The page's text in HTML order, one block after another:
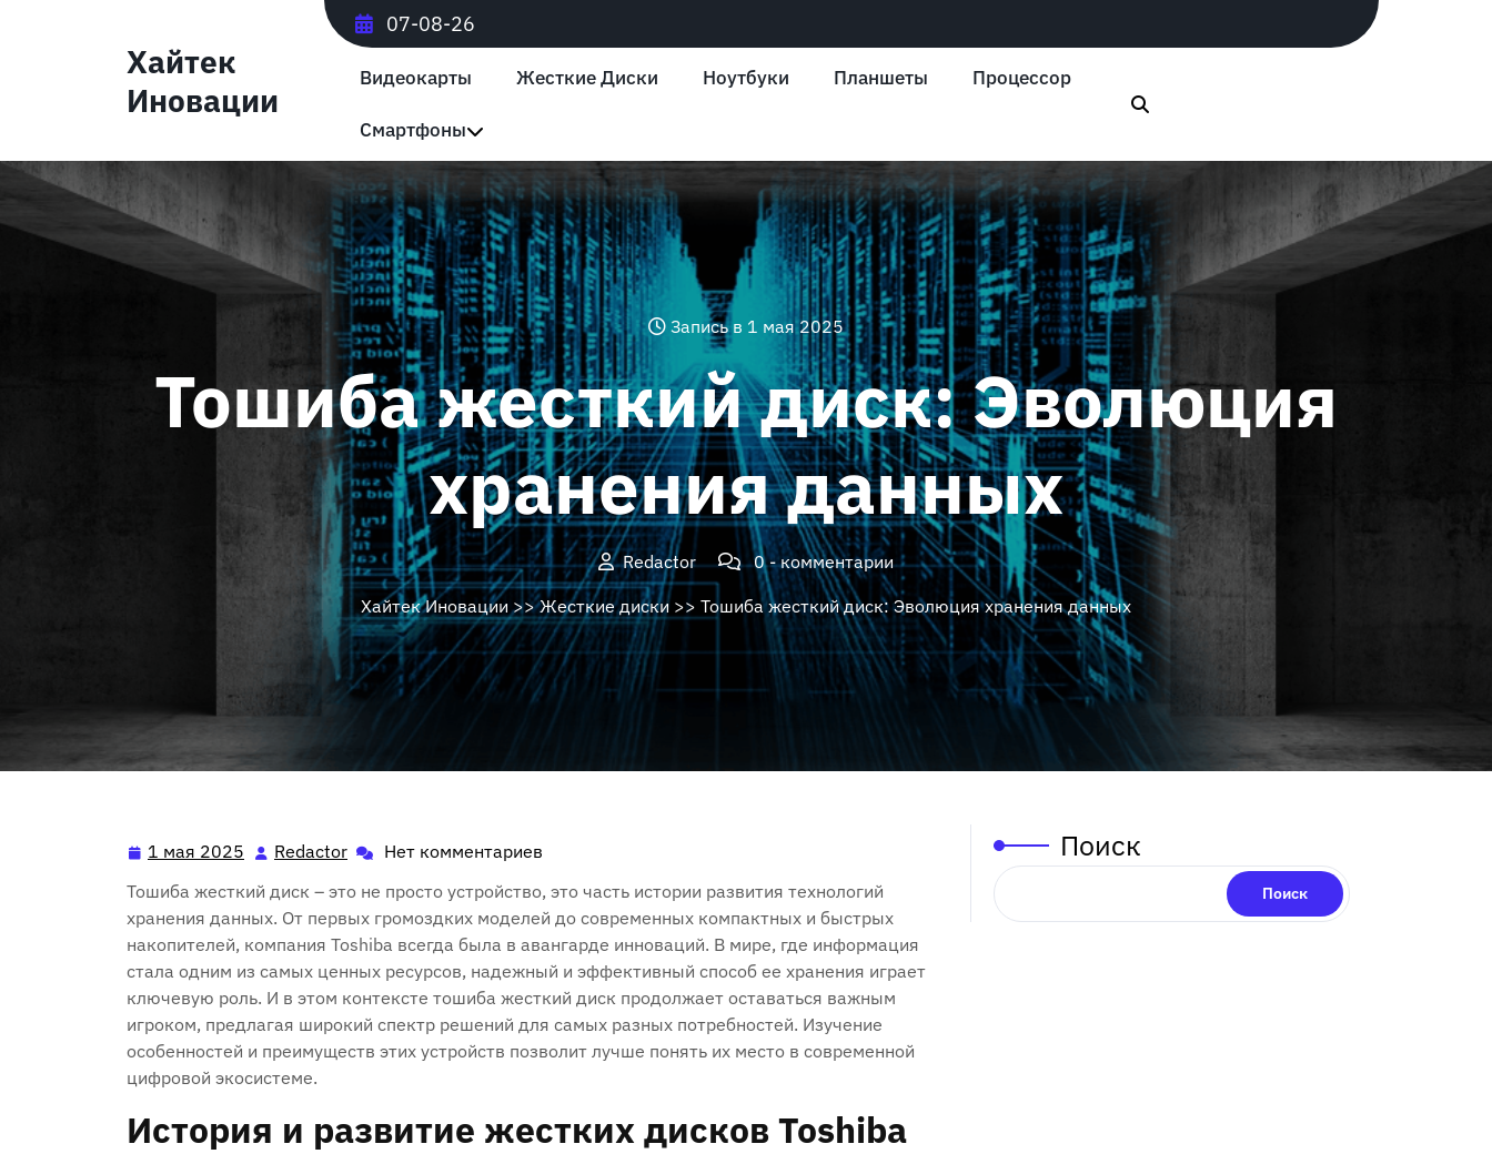
Хайтек
Иновации
07-08-26
Видеокарты Жесткие Диски Ноутбуки Планшеты Процессор
Смартфоны
Запись в 1 мая 2025
Тошиба жесткий диск: Эволюция
хранения данных
Redactor
0 - комментарии
Хайтек Иновации>>Жесткие диски>> Тошиба жесткий диск: Эволюция хранения данных
1 мая 2025 1
мая
2025
Redactor Redactor
Нет комментариев
Тошиба жесткий диск – это не просто устройство, это часть истории развития технологий
хранения данных. От первых громоздких моделей до современных компактных и быстрых
накопителей, компания Toshiba всегда была в авангарде инноваций. В мире, где информация
стала одним из самых ценных ресурсов, надежный и эффективный способ ее хранения играет
ключевую роль. И в этом контексте тошиба жесткий диск продолжает оставаться важным
игроком, предлагая широкий спектр решений для самых разных потребностей. Изучение
особенностей и преимуществ этих устройств позволит лучше понять их место в современной
цифровой экосистеме.
История и развитие жестких дисков Toshiba
Поиск
Поиск